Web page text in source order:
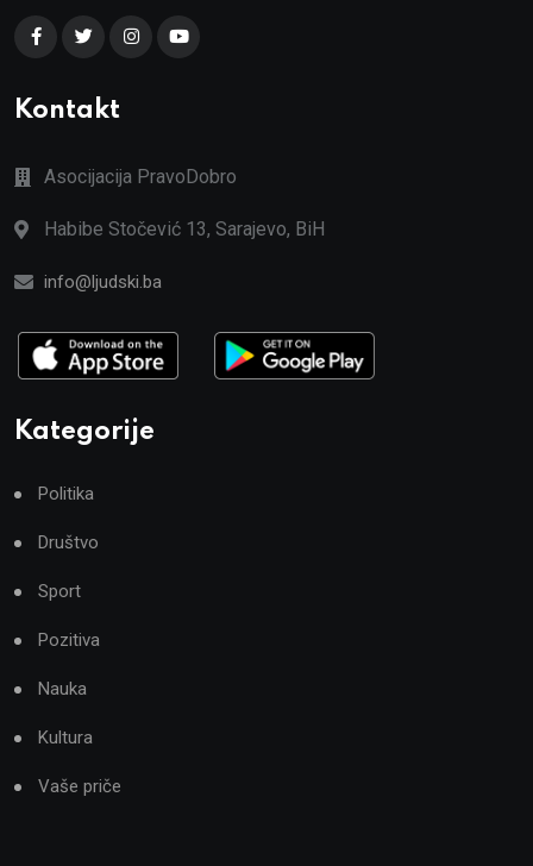
Kontakt
Asocijacija PravoDobro
Habibe Stočević 13, Sarajevo, BiH
info@ljudski.ba
Kategorije
Politika
Društvo
Sport
Pozitiva
Nauka
Kultura
Vaše priče